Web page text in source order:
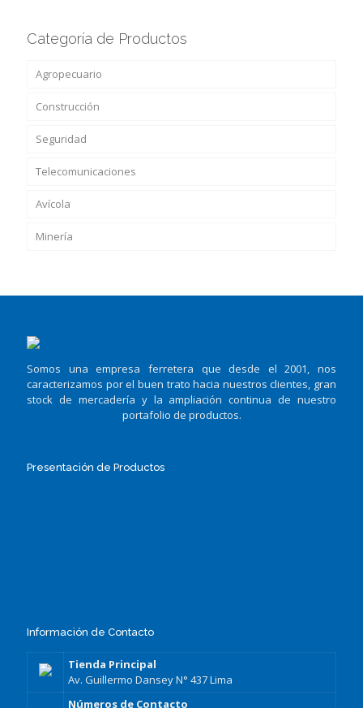
Categoría de Productos
Agropecuario
Construcción
Seguridad
Telecomunicaciones
Avícola
Minería
Somos una empresa ferretera que desde el 2001, nos
caracterizamos por el buen trato hacia nuestros clientes, gran
stock de mercadería y la ampliación continua de nuestro
portafolio de productos.
Presentación de Productos
Información de Contacto
Tienda Principal
Av. Guillermo Dansey N° 437 Lima
Números de Contacto